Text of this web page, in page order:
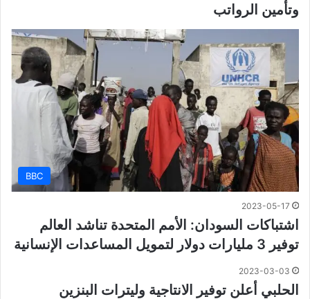
وتأمين الرواتب
BBC
2023-05-17
اشتباكات السودان: الأمم المتحدة تناشد العالم
توفير 3 مليارات دولار لتمويل المساعدات الإنسانية
2023-03-03
الحلبي أعلن توفير الانتاجية وليترات البنزين